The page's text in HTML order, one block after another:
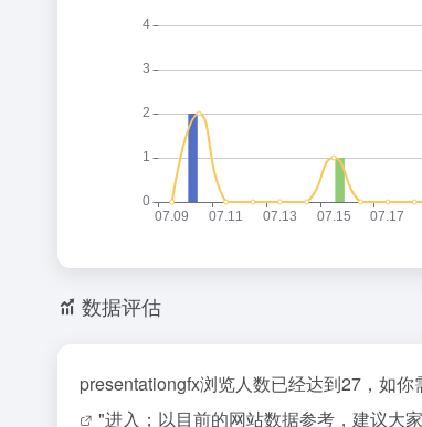
数据评估
presentationgfx浏览人数已经达到27，如
"进入；以目前的网站数据参考，建议大